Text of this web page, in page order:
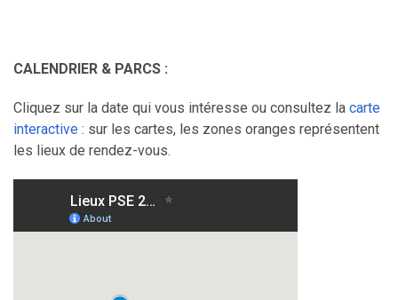
CALENDRIER & PARCS :
Cliquez sur la date qui vous intéresse ou consultez la carte
interactive : sur les cartes, les zones oranges représentent
les lieux de rendez-vous.